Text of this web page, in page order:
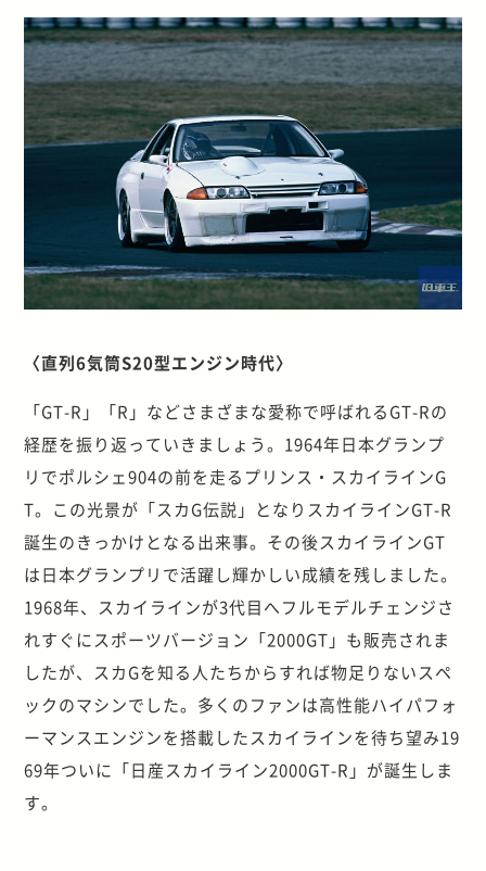
〈直列6気筒S20型エンジン時代〉
「GT-R」「R」などさまざまな愛称で呼ばれるGT-Rの
経歴を振り返っていきましょう。1964年日本グランプ
リでポルシェ904の前を走るプリンス・スカイラインG
T。この光景が「スカG伝説」となりスカイラインGT-R
誕生のきっかけとなる出来事。その後スカイラインGT
は日本グランプリで活躍し輝かしい成績を残しました。
1968年、スカイラインが3代目へフルモデルチェンジさ
れすぐにスポーツバージョン「2000GT」も販売されま
したが、スカGを知る人たちからすれば物足りないスペ
ックのマシンでした。多くのファンは高性能ハイパフォ
ーマンスエンジンを搭載したスカイラインを待ち望み19
69年ついに「日産スカイライン2000GT-R」が誕生しま
す。